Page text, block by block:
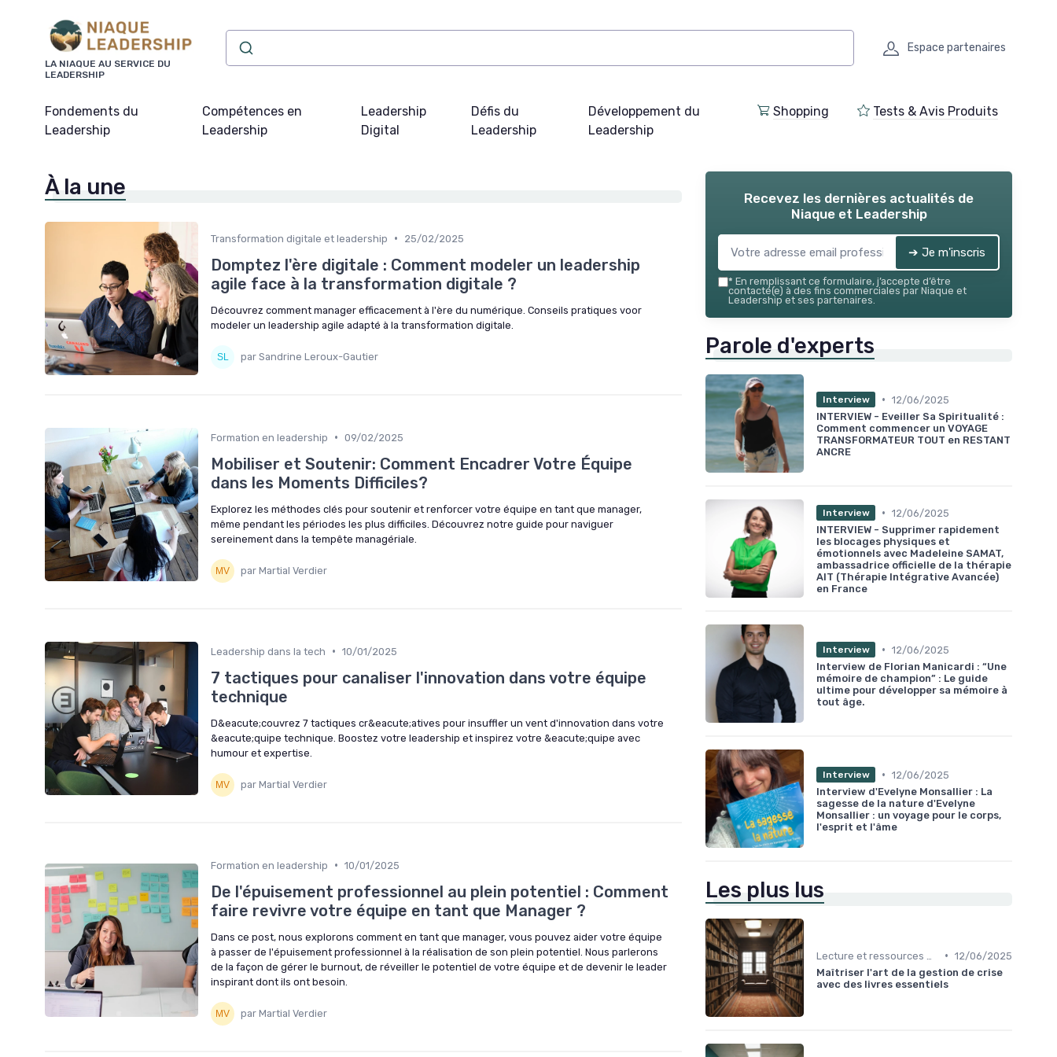
LA NIAQUE AU SERVICE DU
LEADERSHIP
Espace partenaires
Fondements du
Leadership
Compétences en
Leadership
Leadership
Digital
Défis du
Leadership
Développement du
Leadership
Shopping Tests & Avis Produits
À la une
Transformation digitale et leadership • 25/02/2025
Domptez l'ère digitale : Comment modeler un leadership
agile face à la transformation digitale ?
Découvrez comment manager efficacement à l'ère du numérique. Conseils pratiques voor
modeler un leadership agile adapté à la transformation digitale.
par Sandrine Leroux-Gautier
Formation en leadership • 09/02/2025
Mobiliser et Soutenir: Comment Encadrer Votre Équipe
dans les Moments Difficiles?
Explorez les méthodes clés pour soutenir et renforcer votre équipe en tant que manager,
même pendant les périodes les plus difficiles. Découvrez notre guide pour naviguer
sereinement dans la tempête managériale.
par Martial Verdier
Leadership dans la tech • 10/01/2025
7 tactiques pour canaliser l'innovation dans votre équipe
technique
D&eacute;couvrez 7 tactiques cr&eacute;atives pour insuffler un vent d'innovation dans votre
&eacute;quipe technique. Boostez votre leadership et inspirez votre &eacute;quipe avec
humour et expertise.
par Martial Verdier
Formation en leadership • 10/01/2025
De l'épuisement professionnel au plein potentiel : Comment
faire revivre votre équipe en tant que Manager ?
Dans ce post, nous explorons comment en tant que manager, vous pouvez aider votre équipe
à passer de l'épuisement professionnel à la réalisation de son plein potentiel. Nous parlerons
de la façon de gérer le burnout, de réveiller le potentiel de votre équipe et de devenir le leader
inspirant dont ils ont besoin.
par Martial Verdier
Recevez les dernières actualités de
Niaque et Leadership
➔ Je m'inscris
* En remplissant ce formulaire, j’accepte d’être
contacté(e) à des fins commerciales par Niaque et
Leadership et ses partenaires.
Parole d'experts
Interview • 12/06/2025
INTERVIEW - Eveiller Sa Spiritualité :
Comment commencer un VOYAGE
TRANSFORMATEUR TOUT en RESTANT
ANCRE
Interview • 12/06/2025
INTERVIEW - Supprimer rapidement
les blocages physiques et
émotionnels avec Madeleine SAMAT,
ambassadrice officielle de la thérapie
AIT (Thérapie Intégrative Avancée)
en France
Interview • 12/06/2025
Interview de Florian Manicardi : “Une
mémoire de champion” : Le guide
ultime pour développer sa mémoire à
tout âge.
Interview • 12/06/2025
Interview d'Evelyne Monsallier : La
sagesse de la nature d'Evelyne
Monsallier : un voyage pour le corps,
l'esprit et l'âme
Les plus lus
• 12/06/2025
Maîtriser l'art de la gestion de crise
avec des livres essentiels